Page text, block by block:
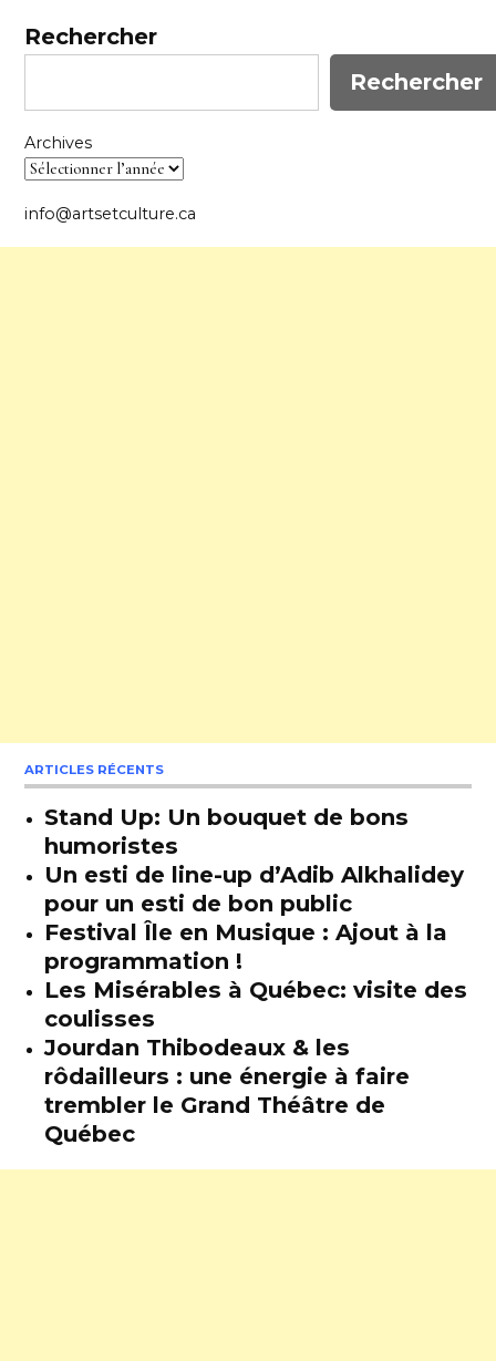
Rechercher
Rechercher
Archives
info@artsetculture.ca
ARTICLES RÉCENTS
Stand Up: Un bouquet de bons
humoristes
Un esti de line-up d’Adib Alkhalidey
pour un esti de bon public
Festival Île en Musique : Ajout à la
programmation !
Les Misérables à Québec: visite des
coulisses
Jourdan Thibodeaux & les
rôdailleurs : une énergie à faire
trembler le Grand Théâtre de
Québec